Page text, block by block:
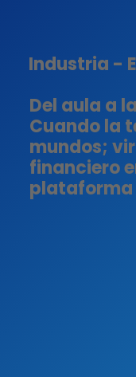
Industria -
Del aula a
Cuando la
mundos;
financiero
plataforma